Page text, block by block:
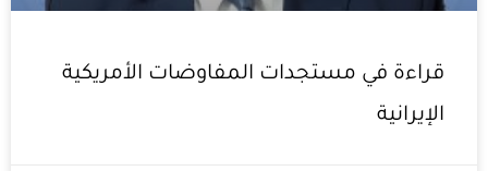
قراءة في مستجدات المفاوضات الأمريكية
الإيرانية